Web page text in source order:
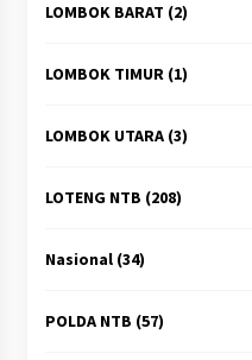
LOMBOK BARAT (2)
LOMBOK TIMUR(1)
LOMBOK UTARA(3)
LOTENG NTB (208)
Nasional(34)
POLDA NTB (57)